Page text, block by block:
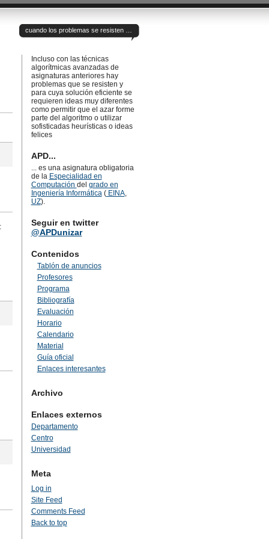
cuando los problemas se resisten …
Incluso con las técnicas
algorítmicas avanzadas de
asignaturas anteriores hay
problemas que se resisten y
para cuya solución eficiente se
requieren ideas muy diferentes
como permitir que el azar forme
parte del algoritmo o utilizar
sofisticadas heurísticas o ideas
felices
APD...
... es una asignatura obligatoria
de la Especialidad en
Computación del grado en
Ingeniería Informática(EINA,
UZ).
Seguir en twitter
@APDunizar
Contenidos
Tablón de anuncios
Profesores
Programa
Bibliografía
Evaluación
Horario
Calendario
Material
Guía oficial
Enlaces interesantes
Archivo
Enlaces externos
Departamento
Centro
Universidad
Meta
Log in
Site Feed
Comments Feed
Back to top